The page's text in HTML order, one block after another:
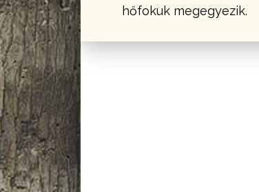
hőfokuk megegyezik.